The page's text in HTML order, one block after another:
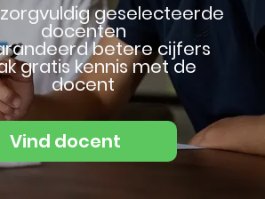
geselecteerde
docenten
betere cijfers
gratis kennis met de
docent
Vind docent